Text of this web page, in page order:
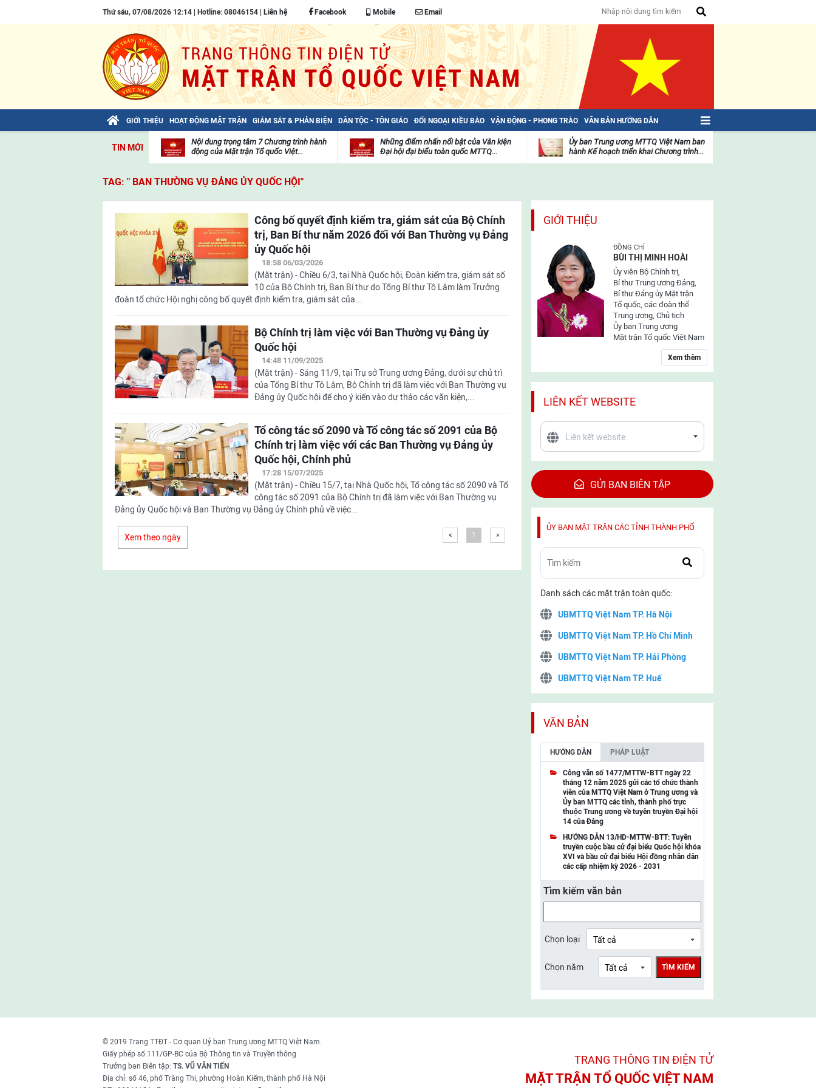
Thứ sáu, 07/08/2026 12:14 | Hotline: 08046154 | Liên hệ Facebook Mobile Email
GIỚI THIỆU HOẠT ĐỘNG MẶT TRẬN GIÁM SÁT & PHẢN BIỆN DÂN TỘC - TÔN GIÁO ĐỐI NGOẠI KIỀU BÀO VẬN ĐỘNG - PHONG TRÀO VĂN BẢN HƯỚNG DẪN
TIN MỚI
Bài viết của Tổng Bí thư Tô Lâm: TIẾN
viện
Nội dung trọng tâm 7 Chương trình hành
động của Mặt trận Tổ quốc Việt...
Những điểm nhấn nổi bật của Văn kiện
Đại hội đại biểu toàn quốc MTTQ...
mặt
trận
Ủy ban Trung ương MTTQ Việt Nam ban
hành Kế hoạch triển khai Chương trình...
TAG: " BAN THƯỜNG VỤ ĐẢNG ỦY QUỐC HỘI"
Công bố quyết định kiểm tra, giám sát của Bộ Chính
trị, Ban Bí thư năm 2026 đối với Ban Thường vụ Đảng
ủy Quốc hội
18:58 06/03/2026
(Mặt trận) - Chiều 6/3, tại Nhà Quốc hội, Đoàn kiểm tra, giám sát số
10 của Bộ Chính trị, Ban Bí thư do Tổng Bí thư Tô Lâm làm Trưởng
đoàn tổ chức Hội nghị công bố quyết định kiểm tra, giám sát của...
Bộ Chính trị làm việc với Ban Thường vụ Đảng ủy
Quốc hội
14:48 11/09/2025
(Mặt trận) - Sáng 11/9, tại Trụ sở Trung ương Đảng, dưới sự chủ trì
của Tổng Bí thư Tô Lâm, Bộ Chính trị đã làm việc với Ban Thường vụ
Đảng ủy Quốc hội để cho ý kiến vào dự thảo các văn kiện,...
Tổ công tác số 2090 và Tổ công tác số 2091 của Bộ
Chính trị làm việc với các Ban Thường vụ Đảng ủy
Quốc hội, Chính phủ
17:28 15/07/2025
(Mặt trận) - Chiều 15/7, tại Nhà Quốc hội, Tổ công tác số 2090 và Tổ
công tác số 2091 của Bộ Chính trị đã làm việc với Ban Thường vụ
Đảng ủy Quốc hội và Ban Thường vụ Đảng ủy Chính phủ về việc...
Xem theo ngày « 1 »
GIỚI THIỆU
ĐỒNG CHÍ
BÙI THỊ MINH HOÀI
Ủy viên Bộ Chính trị,
Bí thư Trung ương Đảng,
Bí thư Đảng ủy Mặt trận
Tổ quốc, các đoàn thể
Trung ương, Chủ tịch
Ủy ban Trung ương
Mặt trận Tổ quốc Việt Nam
Xem thêm
LIÊN KẾT WEBSITE
GỬI BAN BIÊN TẬP
ỦY BAN MẶT TRẬN CÁC TỈNH THÀNH PHỐ
Danh sách các mặt trận toàn quốc:
UBMTTQ Việt Nam TP. Hà Nội
UBMTTQ Việt Nam TP. Hồ Chí Minh
UBMTTQ Việt Nam TP. Hải Phòng
UBMTTQ Việt Nam TP. Huế
UBMTTQ Việt Nam TP. Cần Thơ
UBMTTQ Việt Nam tỉnh Quảng Ninh
UBMTTQ Việt Nam tỉnh Cao Bằng
UBMTTQ Việt Nam tỉnh Lạng Sơn
UBMTTQ Việt Nam tỉnh Lai Châu
UBMTTQ Việt Nam tỉnh Điện Biên
UBMTTQ Việt Nam tỉnh Sơn La
UBMTTQ Việt Nam tỉnh Thanh Hóa
UBMTTQ Việt Nam tỉnh Nghệ An
UBMTTQ Việt Nam tỉnh Lào Cai
UBMTTQ Việt Nam tỉnh Thái Nguyên
UBMTTQ Việt Nam tỉnh Bắc Ninh
UBMTTQ Việt Nam tỉnh Ninh Bình
UBMTTQ Việt Nam tỉnh Quảng Trị
VĂN BẢN
HƯỚNG DẪN PHÁP LUẬT
Công văn số 1477/MTTW-BTT ngày 22
tháng 12 năm 2025 gửi các tổ chức thành
viên của MTTQ Việt Nam ở Trung ương và
Ủy ban MTTQ các tỉnh, thành phố trực
thuộc Trung ương về tuyên truyền Đại hội
14 của Đảng
HƯỚNG DẪN 13/HD-MTTW-BTT: Tuyên
truyền cuộc bầu cử đại biểu Quốc hội khóa
XVI và bầu cử đại biểu Hội đồng nhân dân
các cấp nhiệm kỳ 2026 - 2031
Tìm kiếm văn bản
Chọn loại
Chọn năm TÌM KIẾM
© 2019 Trang TTĐT - Cơ quan Uỷ ban Trung ương MTTQ Việt Nam.
Giấy phép số:111/GP-BC của Bộ Thông tin và Truyền thông
Trưởng ban Biên tập: TS. VŨ VĂN TIẾN
Địa chỉ: số 46, phố Tràng Thi, phường Hoàn Kiếm, thành phố Hà Nội
TRANG THÔNG TIN ĐIỆN TỬ­
MẶT TRẬN TỔ QUỐC VIỆT NAM